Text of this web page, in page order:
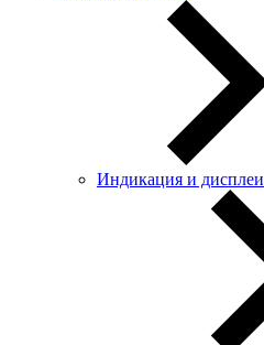
Индикация и дисплеи